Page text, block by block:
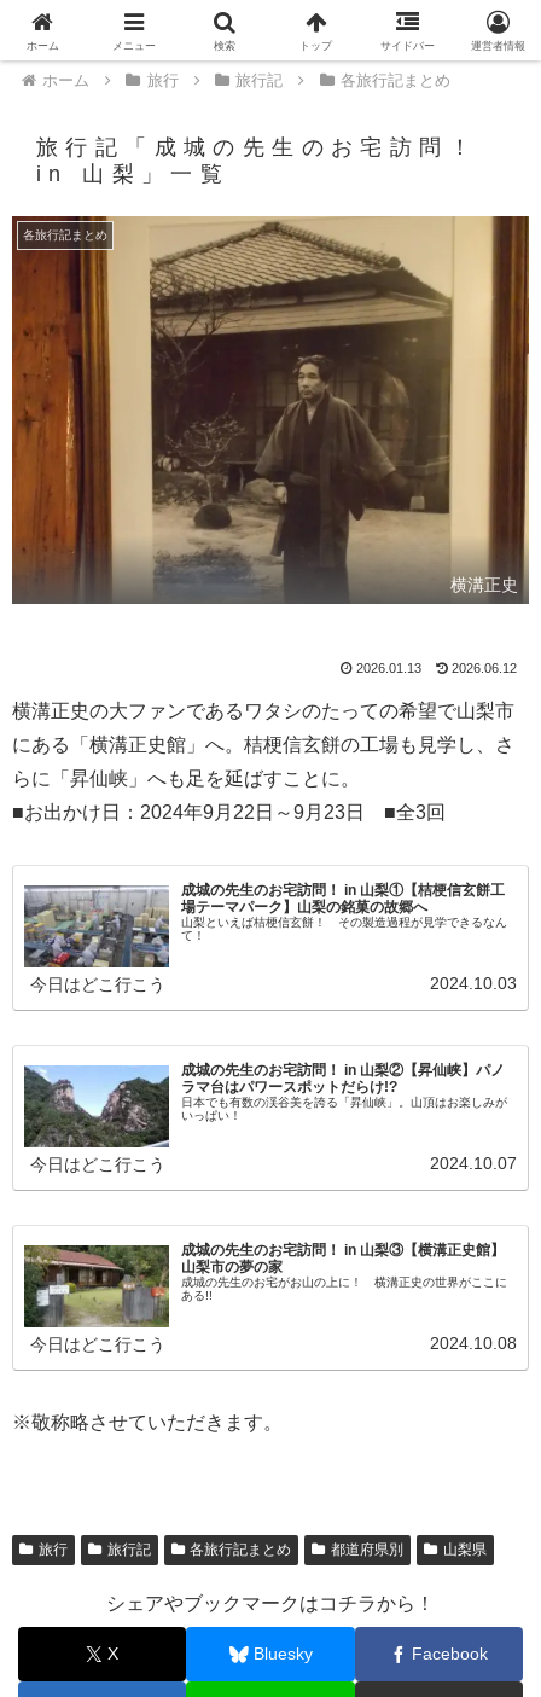
PR
ホーム 旅行 旅行記 各旅行記まとめ
旅行記「成城の先生のお宅訪問！
in 山梨」一覧
各旅行記まとめ
横溝正史
2026.01.13 2026.06.12
横溝正史の大ファンであるワタシのたっての希望で山梨市
にある「横溝正史館」へ。桔梗信玄餅の工場も見学し、さ
らに「昇仙峡」へも足を延ばすことに。
■お出かけ日：2024年9月22日～9月23日 ■全3回
成城の先生のお宅訪問！ in 山梨①【桔梗信玄餅工
場テーマパーク】山梨の銘菓の故郷へ
山梨といえば桔梗信玄餅！ その製造過程が見学できるなん
て！
今日はどこ行こう 2024.10.03
成城の先生のお宅訪問！ in 山梨②【昇仙峡】パノ
ラマ台はパワースポットだらけ!?
日本でも有数の渓谷美を誇る「昇仙峡」。山頂はお楽しみが
いっぱい！
今日はどこ行こう 2024.10.07
成城の先生のお宅訪問！ in 山梨③【横溝正史館】
山梨市の夢の家
成城の先生のお宅がお山の上に！ 横溝正史の世界がここに
ある!!
今日はどこ行こう 2024.10.08
※敬称略させていただきます。
旅行 旅行記 各旅行記まとめ 都道府県別 山梨県
シェアやブックマークはコチラから！
X Bluesky Facebook
ホーム メニュー 検索 トップ サイドバー 運営者情報